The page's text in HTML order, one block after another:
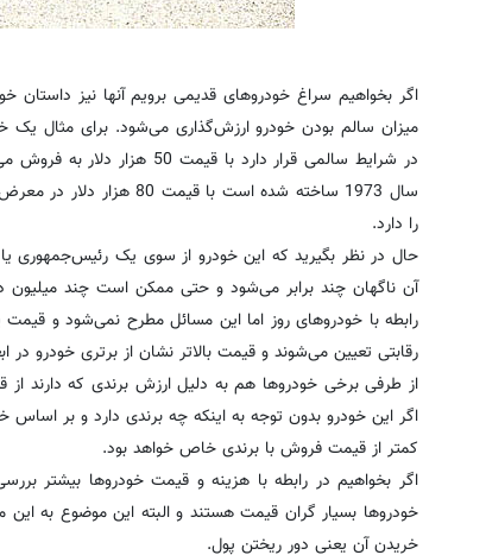
اگر بخواهیم سراغ خودروهای قدیمی برویم آنها نیز
سال 1973 ساخته شده است
را دارد.
حال در نظر بگیرید که این خودرو از سوی یک رئیس‌جمهوری
آن ناگهان چند برابر می‌شود و حتی ممکن است چند میلیون
رابطه با خودروهای روز اما این مسائل مطرح نمی‌شود و
رقابتی تعیین می‌شوند و قیمت بالاتر نشان از برتری خودرو در
از طرفی برخی خودروها هم به دلیل ارزش برندی که دارند از
اگر این خودرو بدون توجه به اینکه چه برندی دارد و بر
کمتر از قیمت فروش با برندی خاص خواهد بود.
اگر بخواهیم در رابطه با هزینه و قیمت خودروها بیشتر
خودروها بسیار گران قیمت هستند و البته این موضوع به
خریدن آن یعنی دور ریختن پول.